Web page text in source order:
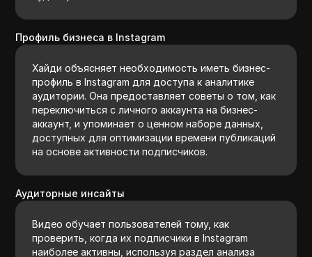
Профиль бизнеса в Instagram
Хайди объясняет необходимость иметь бизнес-
профиль в Instagram для доступа к аналитике
аудитории. Она предоставляет советы о том, как
переключиться с личного аккаунта на бизнес-
аккаунт, и упоминает о ценном наборе данных,
доступных для оптимизации времени публикаций
на основе активности подписчиков.
Аудиторные инсайты
Видео обучает пользователей тому, как
проверить, когда их подписчики в Instagram
наиболее активны, используя раздел анализа